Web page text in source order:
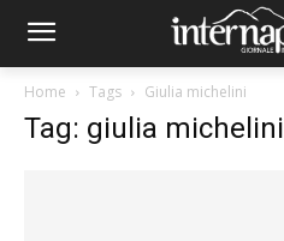
Home Tags Giulia michelini
Tag: giulia michelini